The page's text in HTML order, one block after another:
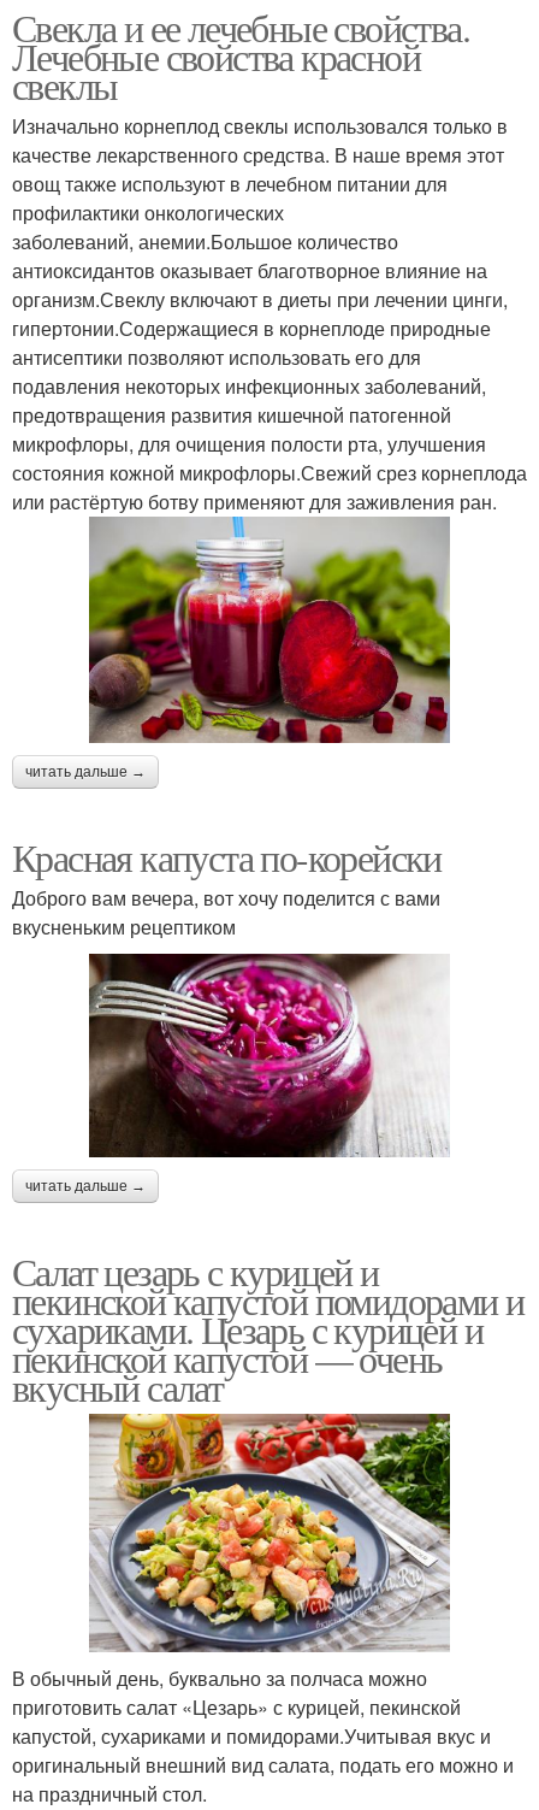
Свекла и ее лечебные свойства.
Лечебные свойства красной
свеклы
Изначально корнеплод свеклы использовался только в
качестве лекарственного средства. В наше время этот
овощ также используют в лечебном питании для
профилактики онкологических
заболеваний, анемии.Большое количество
антиоксидантов оказывает благотворное влияние на
организм.Свеклу включают в диеты при лечении цинги,
гипертонии.Содержащиеся в корнеплоде природные
антисептики позволяют использовать его для
подавления некоторых инфекционных заболеваний,
предотвращения развития кишечной патогенной
микрофлоры, для очищения полости рта, улучшения
состояния кожной микрофлоры.Свежий срез корнеплода
или растёртую ботву применяют для заживления ран.
читать дальше →
Красная капуста по-корейски
Доброго вам вечера, вот хочу поделится с вами
вкусненьким рецептиком
читать дальше →
Салат цезарь с курицей и
пекинской капустой помидорами и
сухариками. Цезарь с курицей и
пекинской капустой — очень
вкусный салат
В обычный день, буквально за полчаса можно
приготовить салат «Цезарь» с курицей, пекинской
капустой, сухариками и помидорами.Учитывая вкус и
оригинальный внешний вид салата, подать его можно и
на праздничный стол.